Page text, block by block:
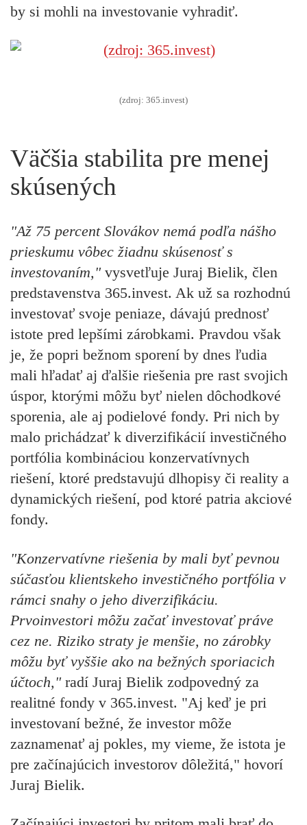
by si mohli na investovanie vyhradiť.
(zdroj: 365.invest)
Väčšia stabilita pre menej
skúsených
"Až 75 percent Slovákov nemá podľa nášho
prieskumu vôbec žiadnu skúsenosť s
investovaním,"vysvetľuje Juraj Bielik, člen
predstavenstva 365.invest. Ak už sa rozhodnú
investovať svoje peniaze, dávajú prednosť
istote pred lepšími zárobkami. Pravdou však
je, že popri bežnom sporení by dnes ľudia
mali hľadať aj ďalšie riešenia pre rast svojich
úspor, ktorými môžu byť nielen dôchodkové
sporenia, ale aj podielové fondy. Pri nich by
malo prichádzať k diverzifikácií investičného
portfólia kombináciou konzervatívnych
riešení, ktoré predstavujú dlhopisy či reality a
dynamických riešení, pod ktoré patria akciové
fondy.
"Konzervatívne riešenia by mali byť pevnou
súčasťou klientskeho investičného portfólia v
rámci snahy o jeho diverzifikáciu.
Prvoinvestori môžu začať investovať práve
cez ne. Riziko straty je menšie, no zárobky
môžu byť vyššie ako na bežných sporiacich
účtoch,"radí Juraj Bielik zodpovedný za
realitné fondy v 365.invest. "Aj keď je pri
investovaní bežné, že investor môže
zaznamenať aj pokles, my vieme, že istota je
pre začínajúcich investorov dôležitá," hovorí
Juraj Bielik.